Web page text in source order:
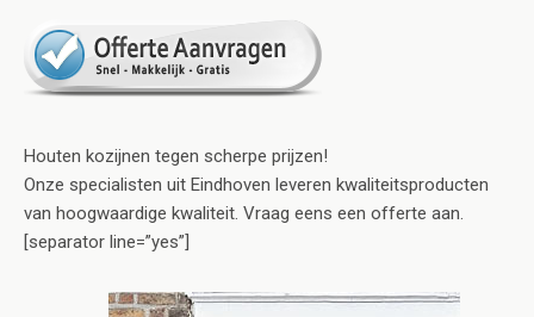
Houten kozijnen tegen scherpe prijzen!
Onze specialisten uit Eindhoven leveren kwaliteitsproducten
van hoogwaardige kwaliteit. Vraag eens een offerte aan.
[separator line=”yes”]